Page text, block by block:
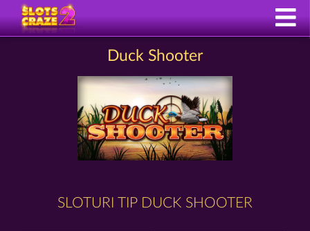
Duck Shooter
SLOTURI TIP DUCK SHOOTER